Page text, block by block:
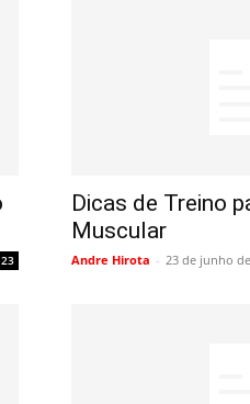
23
Dicas de Treino
Muscular
Andre Hirota - 23 de junho